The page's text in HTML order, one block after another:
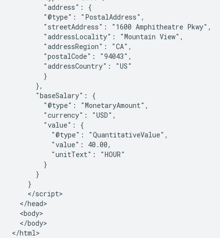
        "address": {
        "@type": "PostalAddress",
        "streetAddress": "1600 Amphitheatre Pkwy",
        "addressLocality": "Mountain View",
        "addressRegion": "CA",
        "postalCode": "94043",
        "addressCountry": "US"
        }
      },
      "baseSalary": {
        "@type": "MonetaryAmount",
        "currency": "USD",
        "value": {
          "@type": "QuantitativeValue",
          "value": 40.00,
          "unitText": "HOUR"
        }
      }
    }
    </script>
  </head>
  <body>
  </body>
</html>